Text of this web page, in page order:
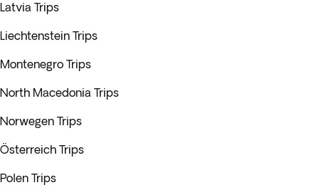
Latvia Trips
Liechtenstein Trips
Montenegro Trips
North Macedonia Trips
Norwegen Trips
Österreich Trips
Polen Trips